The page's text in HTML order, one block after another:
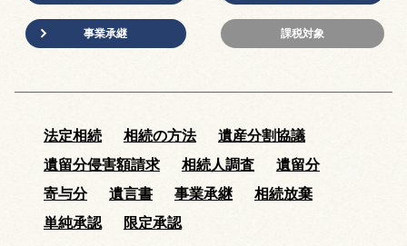
事業承継 課税対象
法定相続 相続の方法
遺産分割協議
遺留分侵害額請求
相続人調査
遺留分
寄与分
遺言書 事業承継
相続放棄
単純承認
限定承認